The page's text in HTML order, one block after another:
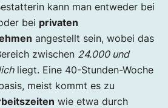
kann man entweder bei
bei privaten
angestellt sein, wobei das
zwischen 24.000 und
liegt. Eine 40-Stunden-Woche
meist kommt es zu
wie etwa durch